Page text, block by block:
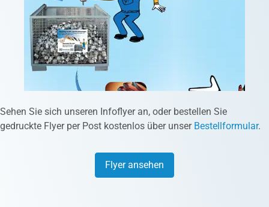
Sehen Sie sich unseren Infoflyer an, oder bestellen Sie
gedruckte Flyer per Post kostenlos über unser Bestellformular.
Flyer ansehen